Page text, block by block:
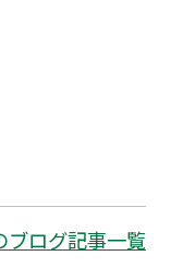
ブログ記事一覧